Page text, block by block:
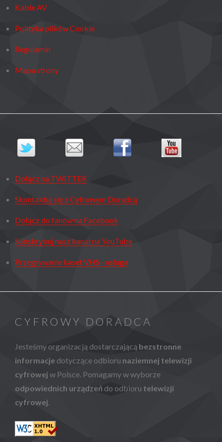
Kable AV
Polityka plików Cookie
Regulamin
Mapa strony
Dołącz na TWITTER
Skontaktuj się z Cyfrowym Doradcą
Dołącz do fanów na Facebook
Subskrybuj nasz kanał na YouTube
Przegrywanie kaset VHS - usługa
CYFROWY DORADCA
Jesteśmy organizacją dostarczającą bezstronne
informacje dotyczące odbioru naziemnej telewizji
cyfrowej w Polsce. Pomagamy w wyborze
odpowiednich urządzeń do odbioru telewizji
cyfrowej